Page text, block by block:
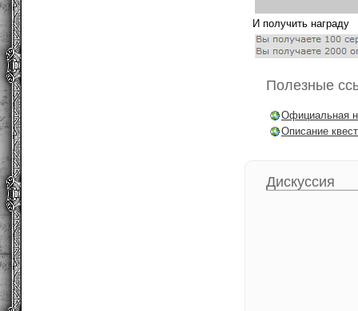
И получить награду
Полезные
Официальная
Описание
Дискуссия